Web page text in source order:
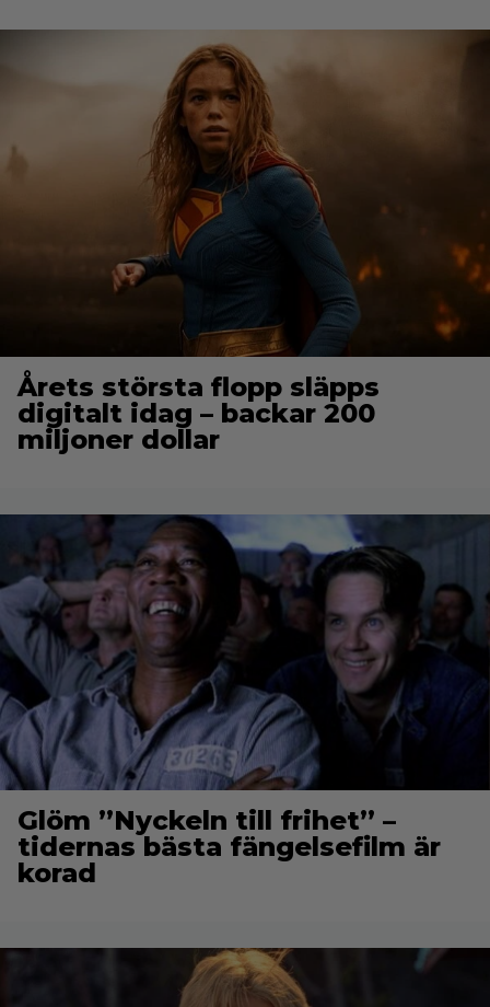
Årets största flopp släpps
digitalt idag – backar 200
miljoner dollar
Glöm ”Nyckeln till frihet” –
tidernas bästa fängelsefilm är
korad